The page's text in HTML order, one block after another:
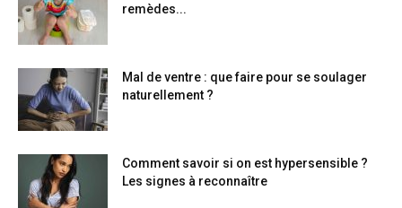
remèdes...
Mal de ventre : que faire pour se soulager
naturellement ?
Comment savoir si on est hypersensible ?
Les signes à reconnaître